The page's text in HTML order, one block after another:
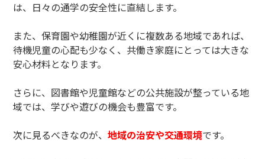
は、日々の通学の安全性に直結します。
また、保育園や幼稚園が近くに複数ある地域であれば、
待機児童の心配も少なく、共働き家庭にとっては大きな
安心材料となります。
さらに、図書館や児童館などの公共施設が整っている地
域では、学びや遊びの機会も豊富です。
次に見るべきなのが、地域の治安や交通環境です。